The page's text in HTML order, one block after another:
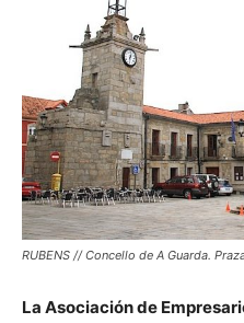
RUBENS // Concello de A Guarda.
La Asociación de